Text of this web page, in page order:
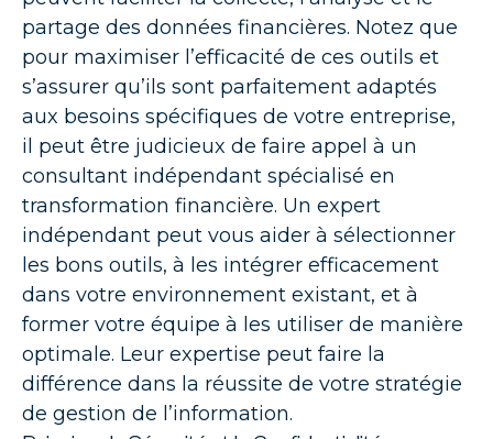
partage des données financières. Notez que
pour maximiser l’efficacité de ces outils et
s’assurer qu’ils sont parfaitement adaptés
aux besoins spécifiques de votre entreprise,
il peut être judicieux de faire appel à un
consultant indépendant spécialisé en
transformation financière. Un expert
indépendant peut vous aider à sélectionner
les bons outils, à les intégrer efficacement
dans votre environnement existant, et à
former votre équipe à les utiliser de manière
optimale. Leur expertise peut faire la
différence dans la réussite de votre stratégie
de gestion de l’information.